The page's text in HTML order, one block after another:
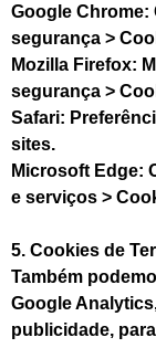
Google Chrome:
segurança >
Mozilla Firefox:
segurança >
Safari:
sites.
Microsoft Edge:
e serviços >
5. Cookies de
Também
Google
publicidade,